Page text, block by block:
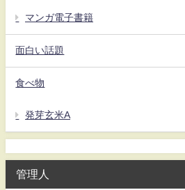
マンガ電子書籍
面白い話題
食べ物
発芽玄米A
管理人